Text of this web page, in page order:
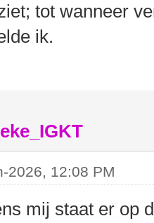
tot wanneer
ik.
2026, 12:08 PM
mij staat er op